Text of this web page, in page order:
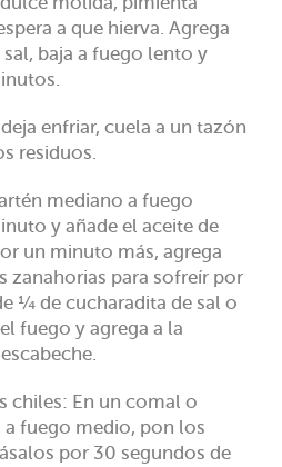
a que hierva. Agrega
baja a fuego lento y
enfriar, cuela a un tazón
residuos.
mediano a fuego
y añade el aceite de
un minuto más, agrega
zanahorias para sofreír por
¼ de cucharadita de sal o
fuego y agrega a la
chiles: En un comal o
a fuego medio, pon los
por 30 segundos de